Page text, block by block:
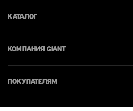
Каталог
КОМПАНИЯ giant
Покупателям